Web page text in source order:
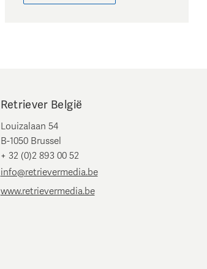
Retriever België
Louizalaan 54
B-1050 Brussel
+ 32 (0)2 893 00 52
info@retrievermedia.be
www.retrievermedia.be